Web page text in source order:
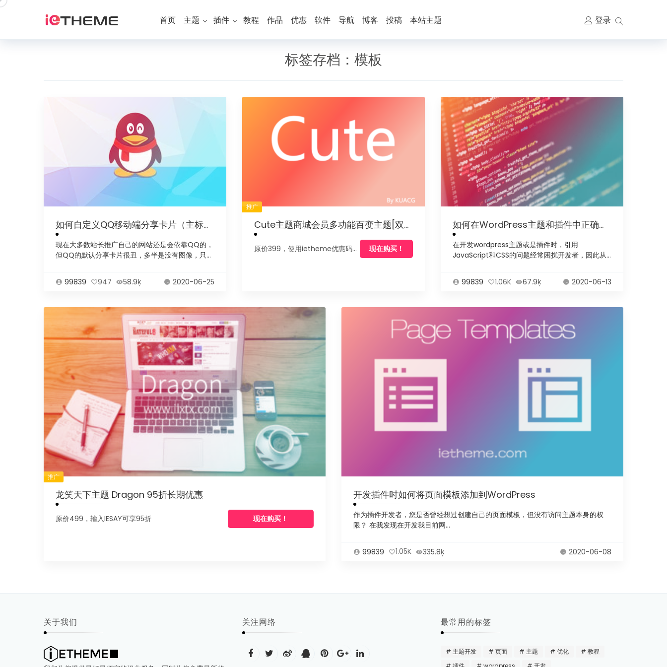
跳
首页 主题 插件 教程 作品 优惠 软件 导航 博客 投稿 本站主题 登录
标签存档： 模板
如何自定义QQ移动端分享卡片（主标题，副标题，分享图）
现在大多数站长推广自己的网站还是会依靠QQ的，
但QQ的默认分享卡片很丑，多半是没有图像，只有
99839
947 58.9ķ 2020-06-25
推广
Cute主题商城会员多功能百变主题[双域名授权]
原价399，使用ietheme优惠码可享95折。 现在购买！
如何在WordPress主题和插件中正确加载CSS和JS
在开发wordpress主题或是插件时，引用
JavaScript和CSS的问题经常困扰开发者，因此从...
99839 1.06K 67.9ķ 2020-06-13
推广
龙笑天下主题 Dragon 95折长期优惠
原价499，输入IESAY可享95折 现在购买！
开发插件时如何将页面模板添加到WordPress
作为插件开发者，您是否曾经想过创建自己的页面模板，但没有访问主题本身的权
限？ 在我发现在开发我目前网...
99839 1.05K 335.8ķ 2020-06-08
关于我们 关注网络 最常用的标签
主题开发 页面 主题 优化
教程